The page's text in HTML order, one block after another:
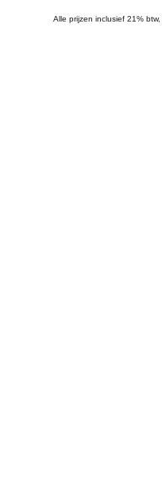
Alle prijzen inclusief 21% btw,